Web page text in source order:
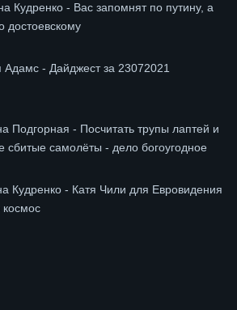
Кудренко - Вас запомнят по путину, а
достоевскому
Адамс - Дайджест за 23072021
Подгорная - Посчитать трупы лаптей и
сбитые самолёты - дело богоугодное
Кудренко - Катя Чили для Евровидения
космос